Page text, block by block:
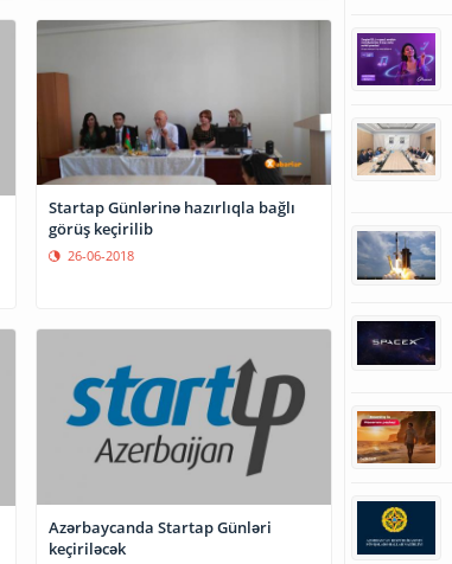
Startap Günlərinə hazırlıqla bağlı
görüş keçirilib
26-06-2018
Azərbaycanda Startap Günləri
keçiriləcək